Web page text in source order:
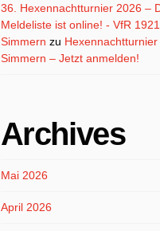
36. Hexennachtturnier 2026 –
Meldeliste ist online! - VfR 1921
Simmern zu
Simmern – Jetzt anmelden!
Archives
Mai 2026
April 2026